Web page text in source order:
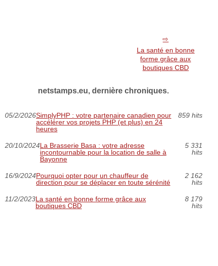
La santé en bonne
forme grâce aux
boutiques CBD
netstamps.eu, dernière chroniques.
05/2/2026SimplyPHP : votre partenaire canadien pour
accélérer vos projets PHP (et plus) en 24
heures
859 hits
20/10/2024La Brasserie Basa : votre adresse
incontournable pour la location de salle à
Bayonne
5 331
hits
16/9/2024Pourquoi opter pour un chauffeur de
direction pour se déplacer en toute sérénité
2 162
hits
11/2/2023La santé en bonne forme grâce aux
boutiques CBD
8 179
hits